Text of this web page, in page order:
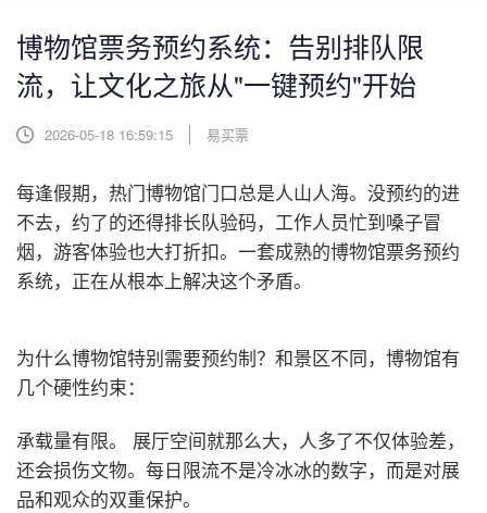
博物馆票务预约系统：告别排队限
流，让文化之旅从"一键预约"开始
2026-05-18 16:59:15 易买票
每逢假期，热门博物馆门口总是人山人海。没预约的进
不去，约了的还得排长队验码，工作人员忙到嗓子冒
烟，游客体验也大打折扣。一套成熟的博物馆票务预约
系统，正在从根本上解决这个矛盾。
为什么博物馆特别需要预约制？ 和景区不同，博物馆有
几个硬性约束：
承载量有限。 展厅空间就那么大，人多了不仅体验差，
还会损伤文物。每日限流不是冷冰冰的数字，而是对展
品和观众的双重保护。